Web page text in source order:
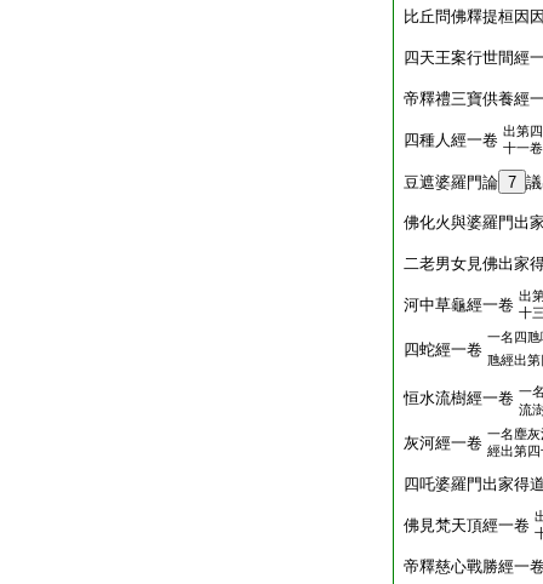
比丘問佛釋提桓因
四天王案行世間經
帝釋禮三寶供養經
四種人經一卷 出第四
十一卷
豆遮婆羅門論 7
佛化火與婆羅門出
二老男女見佛出家
河中草龜經一卷 出
十
四蛇經一卷
一名四
虺經出第
恒水流樹經一卷 一
流
灰河經一卷 一名塵
經出第
四吒婆羅門出家得
佛見梵天頂經一卷
帝釋慈心戰勝經一